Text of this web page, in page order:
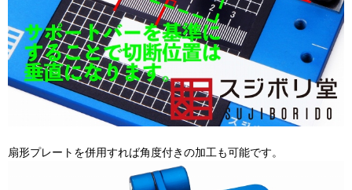
扇形プレートを併用すれば角度付きの加工も可能です。